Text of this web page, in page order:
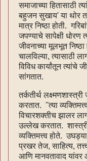
समाजाच्या हितासाठी
बहुजन सुखाय' या थोर
मात्र निष्ठा होती.
जपण्याचे सापेक्षी धोरण
जीवनाच्या मूलभूत
चालविल्या, त्यासाठी
विविध कार्यांतून त्यांचे
सांगतात.
तर्कतीर्थ
करतात. ''त्या
विचारशक्तीच झालर
उल्लेख करतात.
व्यक्तिमत्त्व होते.
प्रखर तेज, साहित्य,
आणि मानवतावाद यांवर